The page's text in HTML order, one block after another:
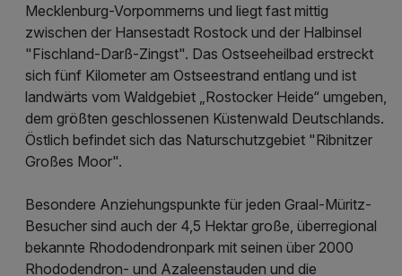
Mecklenburg-Vorpommerns und liegt fast mittig
zwischen der Hansestadt Rostock und der Halbinsel
"Fischland-Darß-Zingst". Das Ostseeheilbad erstreckt
sich fünf Kilometer am Ostseestrand entlang und ist
landwärts vom Waldgebiet „Rostocker Heide“ umgeben,
dem größten geschlossenen Küstenwald Deutschlands.
Östlich befindet sich das Naturschutzgebiet "Ribnitzer
Großes Moor".
Besondere Anziehungspunkte für jeden Graal-Müritz-
Besucher sind auch der 4,5 Hektar große, überregional
bekannte Rhododendronpark mit seinen über 2000
Rhododendron- und Azaleenstauden und die